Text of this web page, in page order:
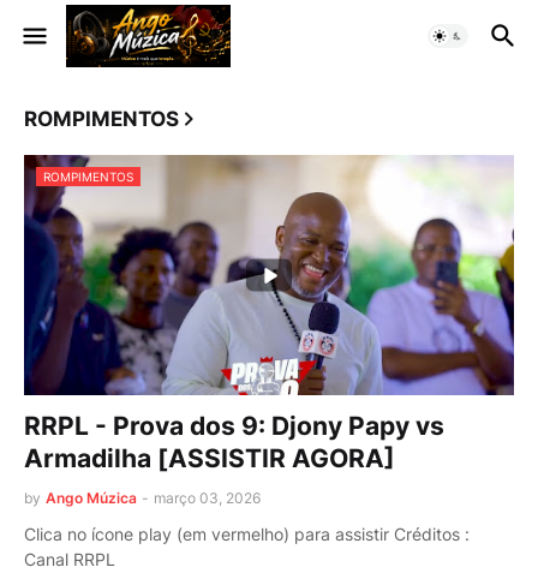
ROMPIMENTOS
ROMPIMENTOS
RRPL - Prova dos 9: Djony Papy vs
Armadilha [ASSISTIR AGORA]
by Ango Múzica - março 03, 2026
Clica no ícone play (em vermelho) para assistir Créditos :
Canal RRPL